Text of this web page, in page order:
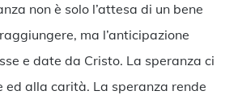
non è solo l’attesa di un bene
ma l’anticipazione
e date da Cristo. La speranza ci
ed alla carità. La speranza rende